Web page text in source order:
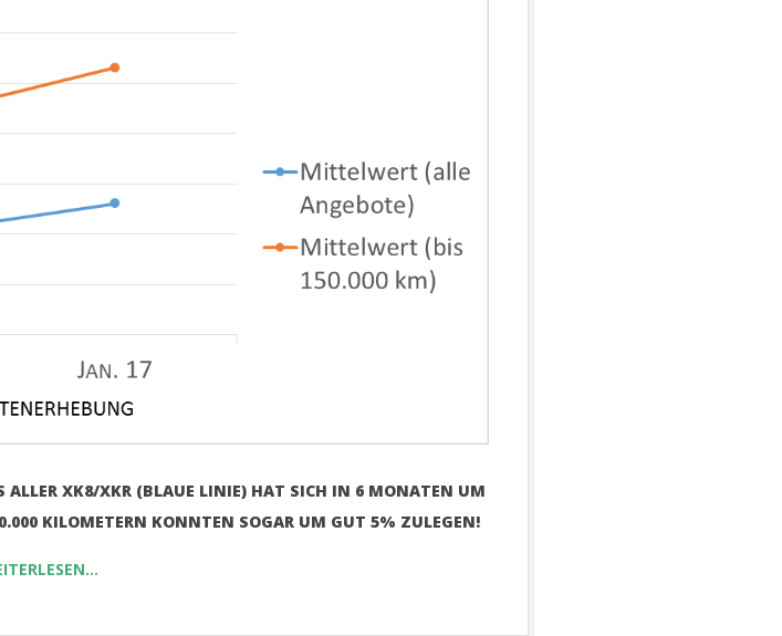
ALLER XK8/XKR (BLAUE LINIE) HAT SICH IN 6 MONATEN UM
KILOMETERN KONNTEN SOGAR UM GUT 5% ZULEGEN!